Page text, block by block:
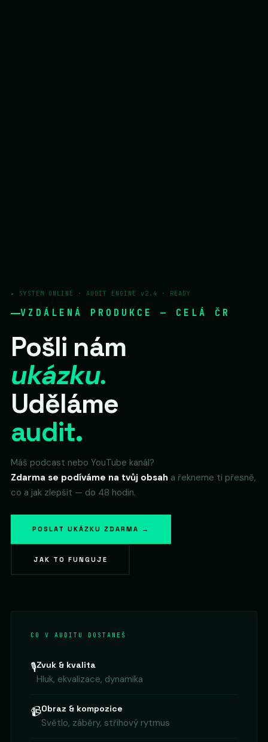
▸ SYSTEM ONLINE · AUDIT ENGINE v2.4 · READY
VZDÁLENÁ PRODUKCE — CELÁ ČR
Pošli nám
ukázku.
Uděláme
audit.
Máš podcast nebo YouTube kanál?
Zdarma se podíváme na tvůj obsah a řekneme ti přesně,
co a jak zlepšit — do 48 hodin.
POSLAT UKÁZKU ZDARMA →
JAK TO FUNGUJE
CO V AUDITU DOSTANEŠ
🎙️Zvuk & kvalita
Hluk, ekvalizace, dynamika
📹Obraz & kompozice
Světlo, záběry, střihový rytmus